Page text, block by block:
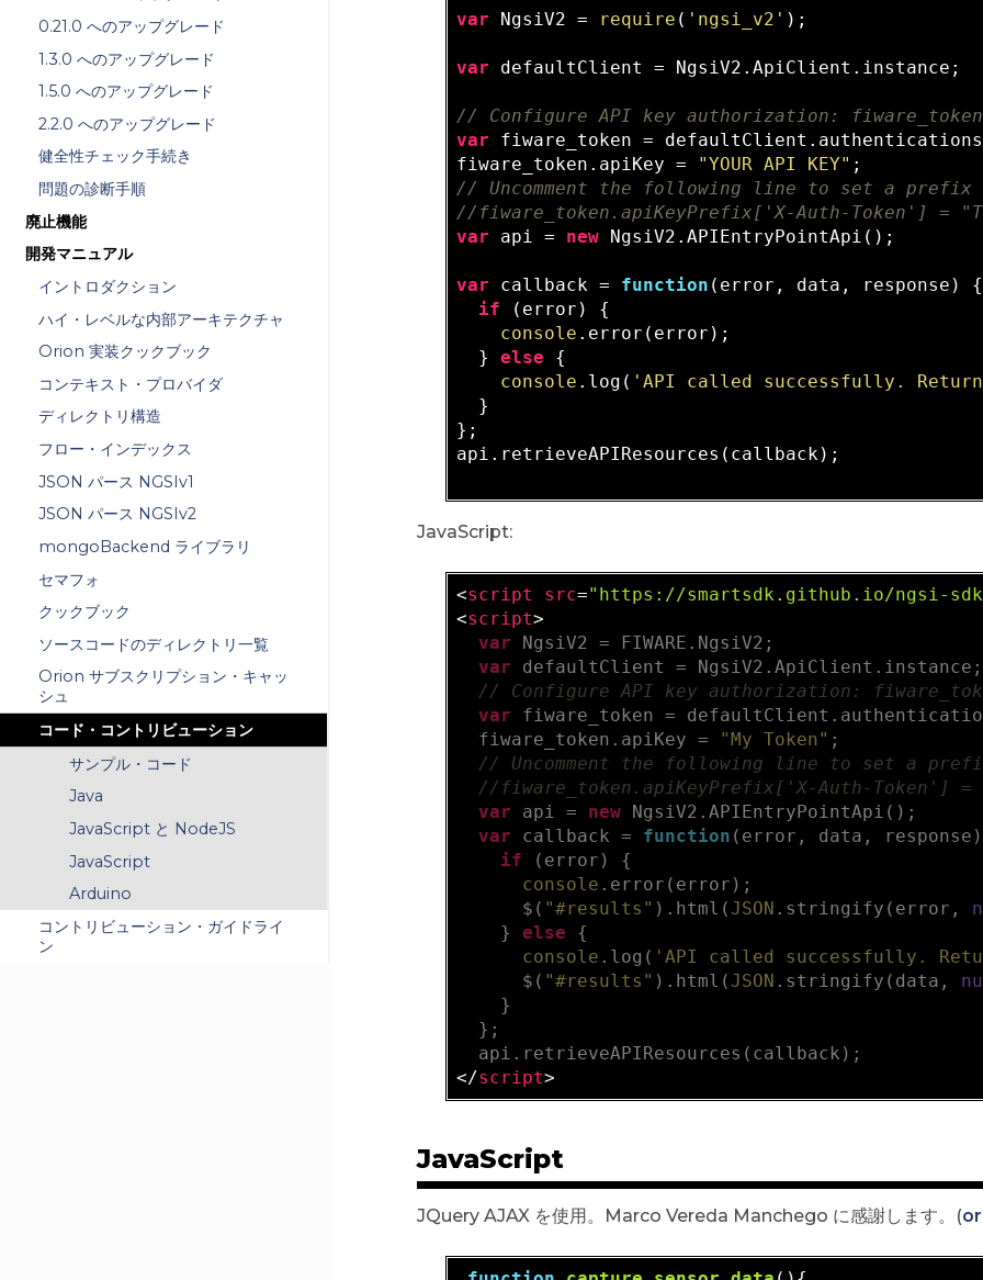
0.21.0 へのアップグレード
1.3.0 へのアップグレード
1.5.0 へのアップグレード
2.2.0 へのアップグレード
健全性チェック手続き
問題の診断手順
廃止機能
開発マニュアル
イントロダクション
ハイ・レベルな内部アーキテクチャ
Orion 実装クックブック
コンテキスト・プロバイダ
ディレクトリ構造
フロー・インデックス
JSON パース NGSIv1
JSON パース NGSIv2
mongoBackend ライブラリ
セマフォ
クックブック
ソースコードのディレクトリ一覧
Orion サブスクリプション・キャッ
シュ
コード・コントリビューション
サンプル・コード
Java
JavaScript と NodeJS
JavaScript
Arduino
コントリビューション・ガイドライ
ン
var NgsiV2 = require ( 'ngsi_v2' );
var defaultClient = NgsiV2.ApiClient.instance;
// Configure API key authorization: fiware_token
var fiware_token =
fiware_token.apiKey = "YOUR API KEY"
// Uncomment the following line to set a
//fiware_token.apiKeyPrefix['X-Auth-Token'] =
var api = new NgsiV2.APIEntryPointApi();
var callback = function (error, data, response)
{
if (error) {
console .error(error);
  }
else {
console .log( 'API called successfully.
  }
};
api.retrieveAPIResources(callback);
JavaScript:
<script src="https://smartsdk.github.io/ngsi-
<script>
var NgsiV2 = FIWARE.NgsiV2;
var defaultClient = NgsiV2.ApiClient.instance;
// Configure API key authorization:
var fiware_token =
  fiware_token.apiKey =
"My Token" ;
// Uncomment the following line to set a
//fiware_token.apiKeyPrefix['X-Auth-Token'] =
var api = new NgsiV2.APIEntryPointApi();
var callback = function (error, data, response)
if (error) {
console .error(error);
      $(
"#results" ).html( JSON .stringify(error,
    }
else {
console .log( 'API called successfully.
      $(
"#results" ).html( JSON .stringify(data,
    }
  };
</script>
JavaScript
JQuery AJAX を使用。Marco Vereda Manchego に感謝します。(